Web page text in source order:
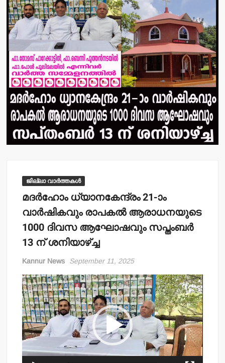
ജില്ലാ വാർത്തകൾ
മദര്‍ഹോം ധ്യാനകേന്ദ്രം 21-ാം
വാര്‍ഷികവും രാപകല്‍ ആരാധനയുടെ
1000 ദിവസ ആഘോഷവും സപ്തംബര്‍
13 ന് ശനിയാഴ്ച്ച
Kannur News September 11, 2025
Video
Player